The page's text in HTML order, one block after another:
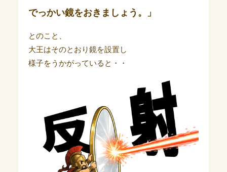
でっかい鏡をおきましょう。」
とのこと、
大王はそのとおり鏡を設置し
様子をうかがっていると・・